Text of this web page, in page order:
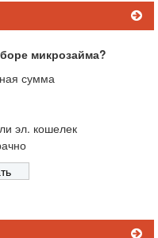
микрозайма?
сумма
эл. кошелек